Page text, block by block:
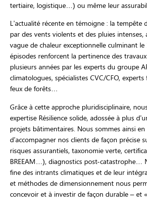
tertiaire, logistique…) ou même leur
L’actualité récente en témoigne : la tempête
par des vents violents et des pluies intenses,
vague de chaleur exceptionnelle culminant le
épisodes renforcent la pertinence des
plusieurs années par les experts du groupe
climatologues, spécialistes CVC/CFO,
feux de forêts…
Grâce à cette approche pluridisciplinaire,
expertise Résilience solide, adossée à plus
projets bâtimentaires. Nous sommes ainsi en
d’accompagner nos clients de façon précise
risques assurantiels, taxonomie verte,
BREEAM…), diagnostics post-catastrophe…
fine des intrants climatiques et de leur
et méthodes de dimensionnement nous
concevoir et à investir de façon durable – et